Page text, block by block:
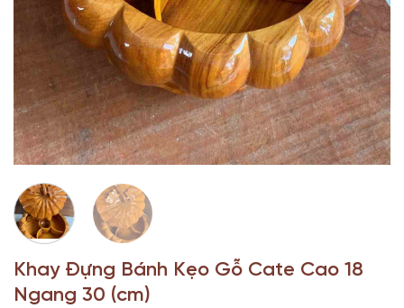
Khay Đựng Bánh Kẹo Gỗ Cate Cao 18
Ngang 30 (cm)